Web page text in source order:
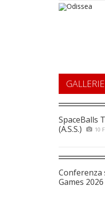
SpaceBalls
(A.S.S.)
10
Conferenza
Games 2026